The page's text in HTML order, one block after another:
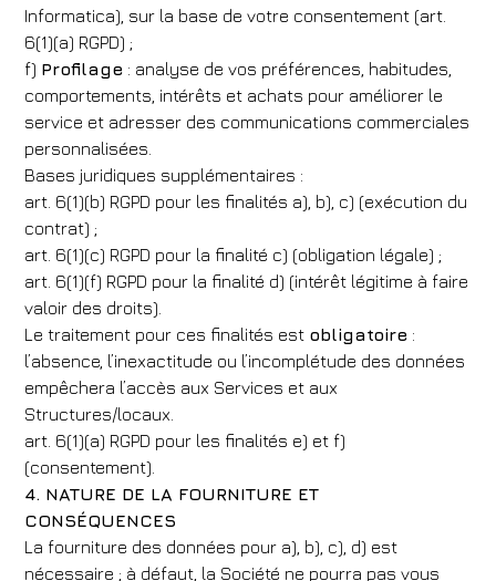
Hôtel
Informatica), sur la base de votre consentement (art.
6(1)(a) RGPD) ;
f) Profilage : analyse de vos préférences, habitudes,
comportements, intérêts et achats pour améliorer le
service et adresser des communications commerciales
personnalisées.
Bases juridiques supplémentaires :
art. 6(1)(b) RGPD pour les finalités a), b), c) (exécution du
contrat) ;
art. 6(1)(c) RGPD pour la finalité c) (obligation légale) ;
art. 6(1)(f) RGPD pour la finalité d) (intérêt légitime à faire
valoir des droits).
Le traitement pour ces finalités est obligatoire :
l’absence, l’inexactitude ou l’incomplétude des données
empêchera l’accès aux Services et aux
Structures/locaux.
art. 6(1)(a) RGPD pour les finalités e) et f)
(consentement).
4. NATURE DE LA FOURNITURE ET
CONSÉQUENCES
La fourniture des données pour a), b), c), d) est
nécessaire ; à défaut, la Société ne pourra pas vous